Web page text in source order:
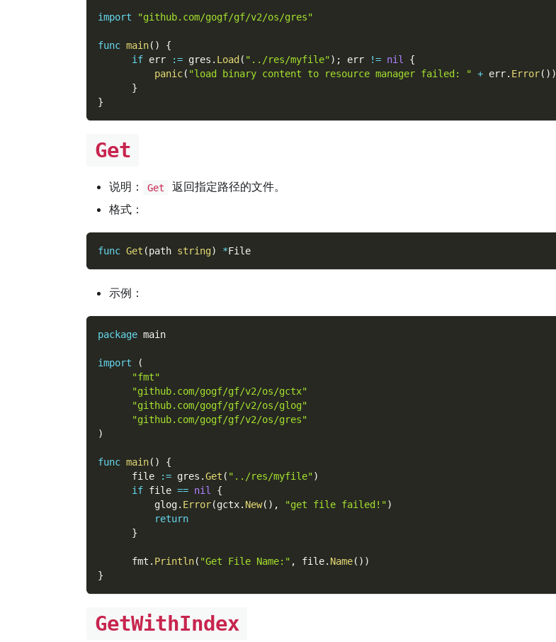
import "github.com/gogf/gf/v2/os/gres"
func main( )
{
if err := gres . Load ( "../res/myfile") ; err != nil
{
panic( "load binary content to resource manager failed: " + err. Error( ) )
}
}
Get
说明： Get
返回指定路径的文件。
格式：
func Get (path string) *File
示例：
package main
import
(
"fmt"
"github.com/gogf/gf/v2/os/gctx"
"github.com/gogf/gf/v2/os/glog"
"github.com/gogf/gf/v2/os/gres"
)
func main( )
{
      file
:= gres .Get ( "../res/myfile")
if file == nil
{
          glog
. Error(gctx. New( ) , "get file failed!")
return
}
      fmt
. Println( "Get File Name:" , file. Name( ) )
}
GetWithIndex